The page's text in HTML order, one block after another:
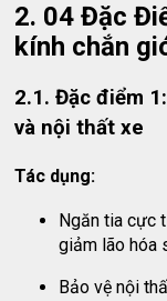
2. 04 Đặc
kính chắn
2.1. Đặc điểm
và nội thất xe
Tác dụng:
Ngăn tia cực
giảm lão hóa
Bảo vệ nội